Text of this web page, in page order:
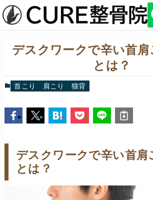
デスクワークで辛い首肩
とは？
首こり 肩こり 猫背
デスクワークで辛い首肩
とは？